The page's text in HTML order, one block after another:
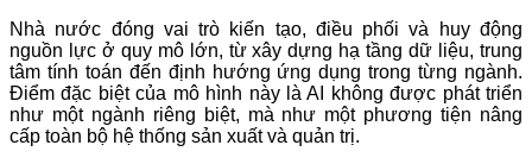
Nhà nước đóng vai trò kiến tạo, điều phối và huy động
nguồn lực ở quy mô lớn, từ xây dựng hạ tầng dữ liệu, trung
tâm tính toán đến định hướng ứng dụng trong từng ngành.
Điểm đặc biệt của mô hình này là AI không được phát triển
như một ngành riêng biệt, mà như một phương tiện nâng
cấp toàn bộ hệ thống sản xuất và quản trị.